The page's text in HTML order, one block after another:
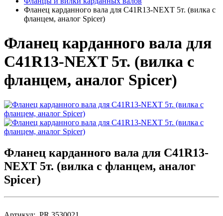
Фланец карданного вала для C41R13-NEXT 5т. (вилка с
фланцем, аналог Spicer)
Фланец карданного вала для
C41R13-NEXT 5т. (вилка с
фланцем, аналог Spicer)
Фланец карданного вала для C41R13-
NEXT 5т. (вилка с фланцем, аналог
Spicer)